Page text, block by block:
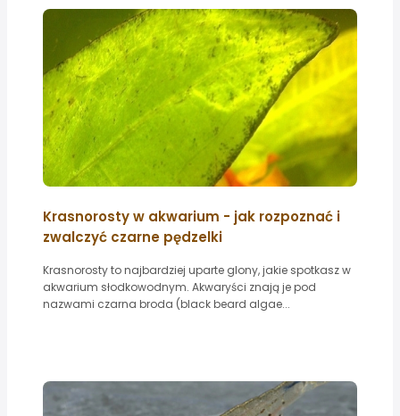
Krasnorosty w akwarium - jak rozpoznać i
zwalczyć czarne pędzelki
Krasnorosty to najbardziej uparte glony, jakie spotkasz w
akwarium słodkowodnym. Akwaryści znają je pod
nazwami czarna broda (black beard algae...